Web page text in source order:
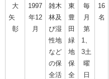
大
矢
彰
1997
年12
月
雑木
林及
び湿
性地
など
の保
全活
東
豊
田
緑
地
保
全
毎
月
第
1、
3土
曜
日
16
名